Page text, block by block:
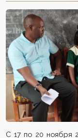
С 17 по 20 ноября